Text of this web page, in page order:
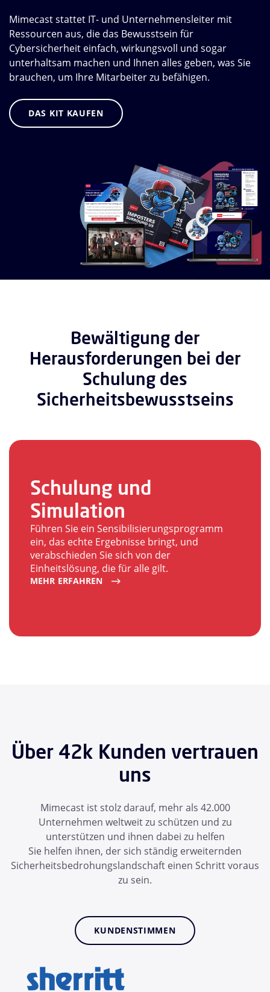
Mimecast stattet IT- und Unternehmensleiter mit
Ressourcen aus, die das Bewusstsein für
Cybersicherheit einfach, wirkungsvoll und sogar
unterhaltsam machen und Ihnen alles geben, was Sie
brauchen, um Ihre Mitarbeiter zu befähigen.
DAS KIT KAUFEN
Bewältigung der
Herausforderungen bei der
Schulung des
Sicherheitsbewusstseins
Schulung und
Simulation
Führen Sie ein Sensibilisierungsprogramm
ein, das echte Ergebnisse bringt, und
verabschieden Sie sich von der
Einheitslösung, die für alle gilt.
MEHR ERFAHREN
Über 42k Kunden vertrauen
uns
Mimecast ist stolz darauf, mehr als 42.000
Unternehmen weltweit zu schützen und zu
unterstützen und ihnen dabei zu helfen
Sie helfen ihnen, der sich ständig erweiternden
Sicherheitsbedrohungslandschaft einen Schritt voraus
zu sein.
KUNDENSTIMMEN